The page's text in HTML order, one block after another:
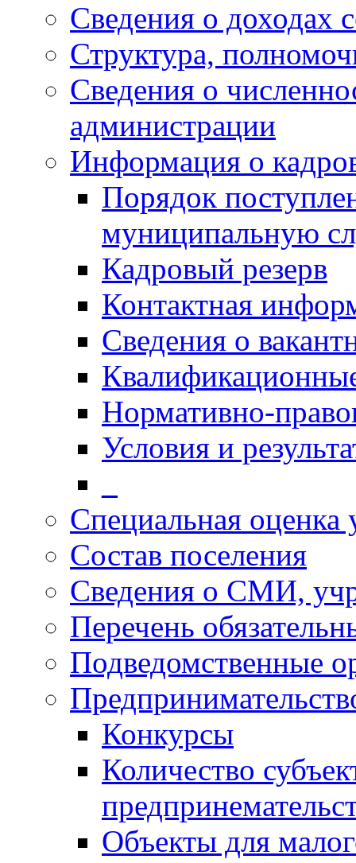
Сведения о доходах
Структура,
Сведения о
администрации
Информация о
Порядок
муниципальную
Кадровый резерв
Контактная
Сведения о
Нормативно-
Условия и
Специальная оценка
Состав поселения
Сведения о СМИ,
Перечень
Подведомственные
Конкурсы
Количество
Объекты для